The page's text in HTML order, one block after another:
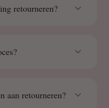
retourneren?
aan retourneren?